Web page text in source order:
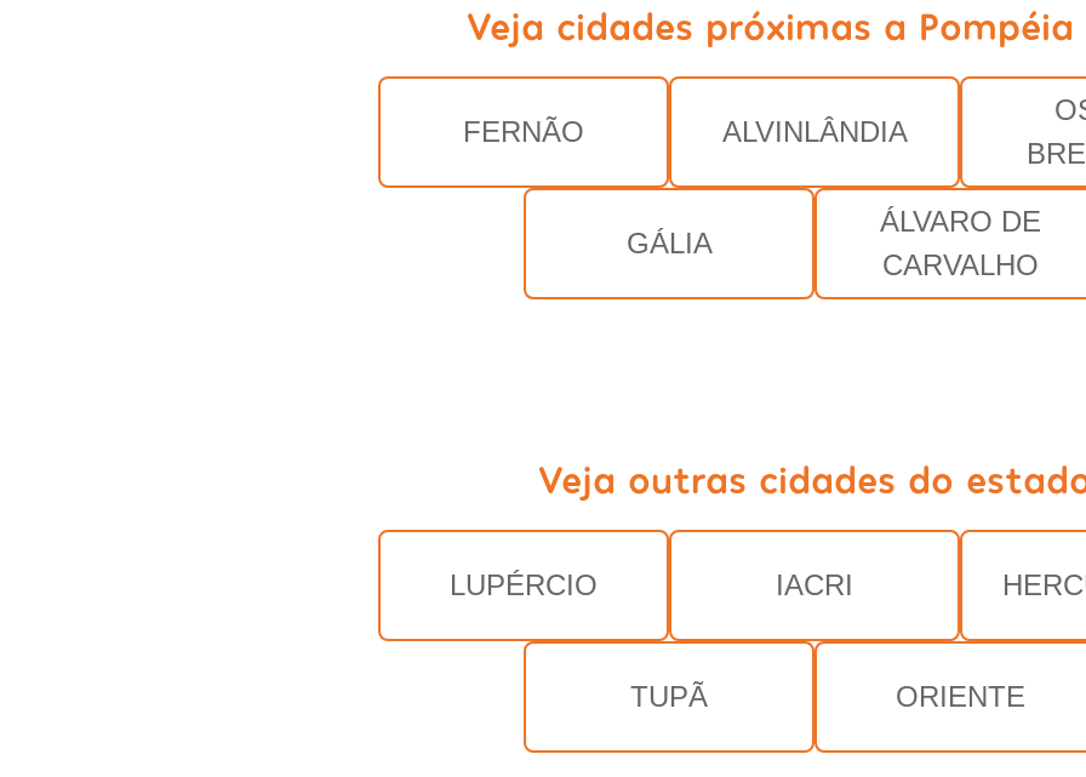
Veja cidades próximas a Pompéia
FERNÃO ALVINLÂNDIA
GÁLIA
ÁLVARO DE
CARVALHO
Veja outras cidades do
LUPÉRCIO IACRI
TUPÃ ORIENTE